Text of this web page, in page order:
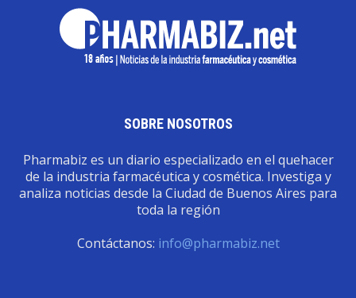
SOBRE NOSOTROS
Pharmabiz es un diario especializado en el quehacer
de la industria farmacéutica y cosmética. Investiga y
analiza noticias desde la Ciudad de Buenos Aires para
toda la región
Contáctanos: info@pharmabiz.net